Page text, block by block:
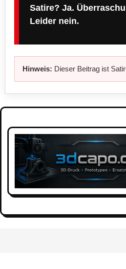
Satire? Ja.
Leider nein.
Hinweis: Dieser Beitrag ist